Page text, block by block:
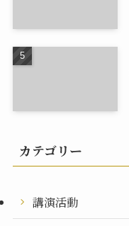
カテゴリー
講演活動